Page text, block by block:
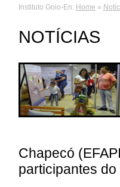
Instituto Goio-En: Home »
NOTÍCIAS
Chapecó
participantes